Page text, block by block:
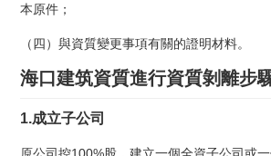
本原件；
（四）與資質變更事項有關的證明材料。
海口建筑資質進行資質剝離步
1.成立子公司